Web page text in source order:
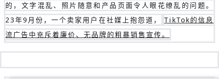
的，文字混乱、照片随意和产品页面令人眼花缭乱的问题。
23年9月份，一个卖家用户在社媒上抱怨道，
TikTok的信息
流广告中充斥着廉价、无品牌的粗暴销售宣传。